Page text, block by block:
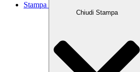
Stampa
Chiudi Stampa